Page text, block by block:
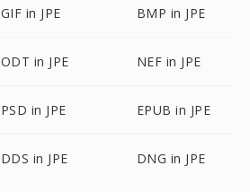
GIF in JPE BMP in JPE
ODT in JPE NEF in JPE
PSD in JPE EPUB in JPE
DDS in JPE DNG in JPE